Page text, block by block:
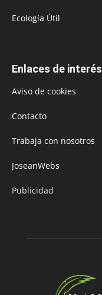
Ecología Útil
Enlaces de interés
Aviso de cookies
Contacto
Trabaja con nosotros
JoseanWebs
Publicidad